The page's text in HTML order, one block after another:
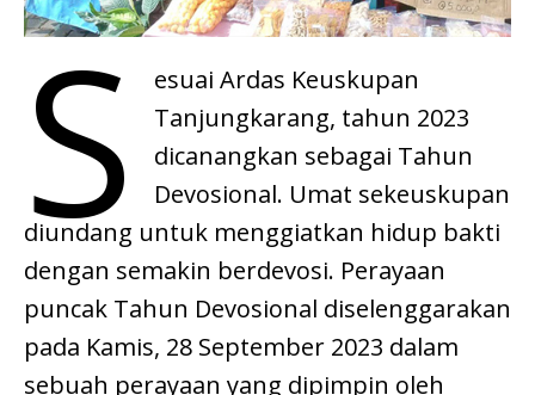
S
esuai Ardas Keuskupan
Tanjungkarang, tahun 2023
dicanangkan sebagai Tahun
Devosional. Umat sekeuskupan
diundang untuk menggiatkan hidup bakti
dengan semakin berdevosi. Perayaan
puncak Tahun Devosional diselenggarakan
pada Kamis, 28 September 2023 dalam
sebuah perayaan yang dipimpin oleh